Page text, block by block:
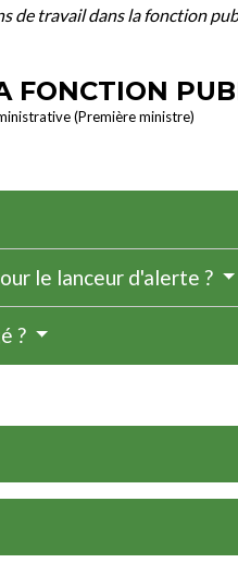
de travail dans la fonction
FONCTION
(Première ministre)
le lanceur d'alerte ?
?